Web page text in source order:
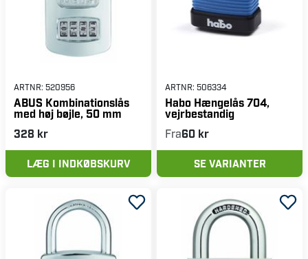
ARTNR: 520956
ABUS Kombinationslås
med høj bøjle, 50 mm
328 kr
LÆG I INDKØBSKURV
ARTNR: 506334
Habo Hængelås 704,
vejrbestandig
Fra60 kr
SE VARIANTER